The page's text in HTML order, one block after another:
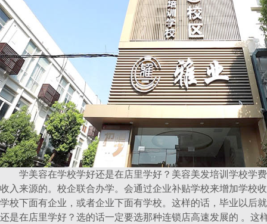
学美容在学校学好还是在店里学好？美容美发培训学校学
收入来源的。校企联合办学。会通过企业补贴学校来增加学校
学校下面有企业，或者企业下面有学校。这样的话，毕业以后
还是在店里学好？选的话一定要选那种连锁店高速发展的 。这